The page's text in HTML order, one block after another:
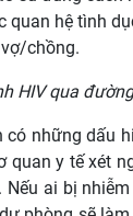
quan hệ tình
chồng.
HIV qua
có những dấu
quan y tế xét
ai bị